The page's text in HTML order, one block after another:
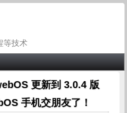
等技术
更新到 3.0.4 版
手机交朋友了！